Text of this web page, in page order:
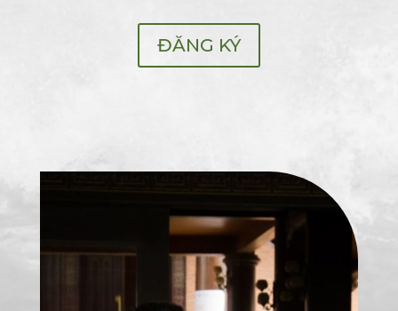
ĐĂNG KÝ